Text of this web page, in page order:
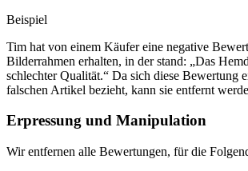
Beispiel
Tim hat von einem Käufer eine negative
Bilderrahmen erhalten, in der stand: „Das
schlechter Qualität.“ Da sich diese Bewertung
falschen Artikel bezieht, kann sie entfernt
Erpressung und Manipulation
Wir entfernen alle Bewertungen, für die